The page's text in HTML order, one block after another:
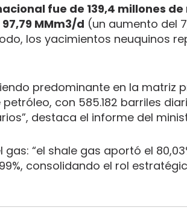
fue de 139,4 millones
MMm3/d (un aumento del
los yacimientos neuquinos
predominante en la matriz
con 585.182 barriles
destaca el informe del
“el shale gas aportó el
consolidando el rol